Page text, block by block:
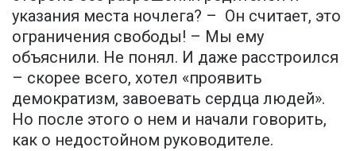
указания места ночлега? – Он считает, это
ограничения свободы! – Мы ему
объяснили. Не понял. И даже расстроился
– скорее всего, хотел «проявить
демократизм, завоевать сердца людей».
Но после этого о нем и начали говорить,
как о недостойном руководителе.